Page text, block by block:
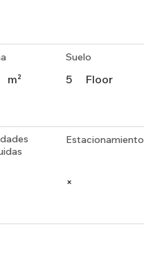
Suelo
m² 5 Floor
Estacionamiento
×